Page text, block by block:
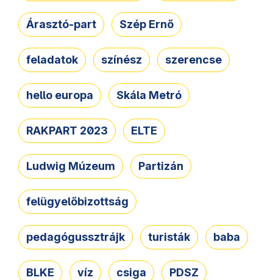
Árasztó-part Szép Ernő
feladatok színész szerencse
hello europa Skála Metró
RAKPART 2023 ELTE
Ludwig Múzeum Partizán
felügyelőbizottság
pedagógussztrájk turisták baba
BLKE víz csiga PDSZ